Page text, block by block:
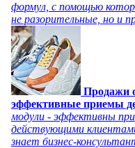
формул, с помощью
не разорительные, но и
Продажи
эффективные приемы
модули - эффективны
действующими
знает бизнес-